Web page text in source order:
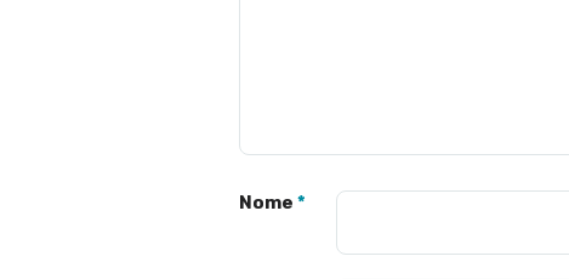
Nome *